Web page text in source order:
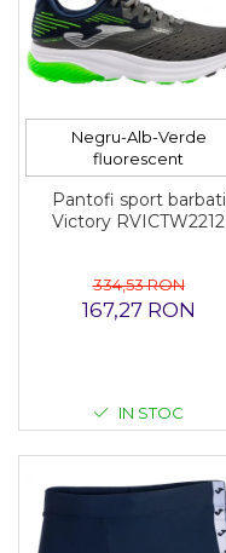
Negru-Alb-Verde
fluorescent
Pantofi sport barbati
Victory RVICTW2212
334,53 RON
167,27 RON
IN STOC